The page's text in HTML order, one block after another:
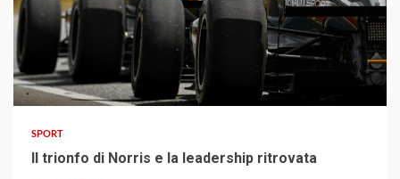
3 min read
SPORT
Il trionfo di Norris e la leadership ritrovata